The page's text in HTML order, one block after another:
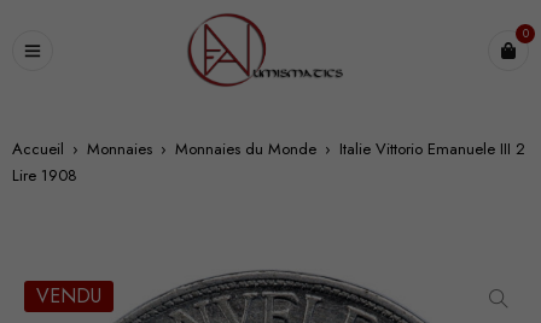
0
Accueil › Monnaies › Monnaies du Monde › Italie Vittorio Emanuele III 2
Lire 1908
VENDU